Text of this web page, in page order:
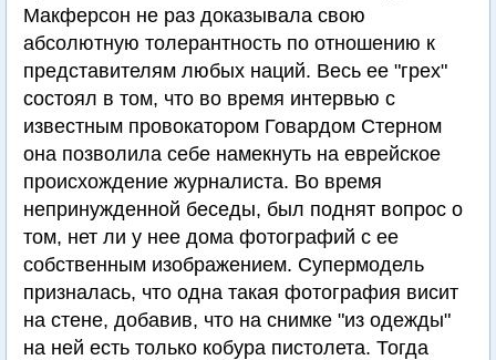
Макферсон не раз доказывала свою
абсолютную толерантность по отношению к
представителям любых наций. Весь ее "грех"
состоял в том, что во время интервью с
известным провокатором Говардом Стерном
она позволила себе намекнуть на еврейское
происхождение журналиста. Во время
непринужденной беседы, был поднят вопрос о
том, нет ли у нее дома фотографий с ее
собственным изображением. Супермодель
призналась, что одна такая фотография висит
на стене, добавив, что на снимке "из одежды"
на ней есть только кобура пистолета. Тогда